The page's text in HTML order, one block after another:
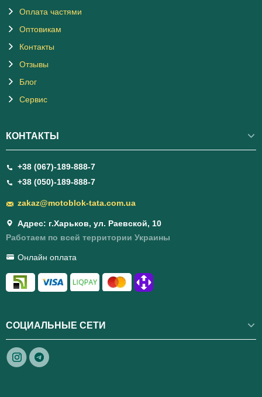
Оплата частями
Оптовикам
Контакты
Отзывы
Блог
Сервис
КОНТАКТЫ
+38 (067)-189-888-7
+38 (050)-189-888-7
zakaz@motoblok-tata.com.ua
Адрес: г.Харьков, ул. Раевской, 10
Работаем по всей территории Украины
Онлайн оплата
СОЦИАЛЬНЫЕ СЕТИ